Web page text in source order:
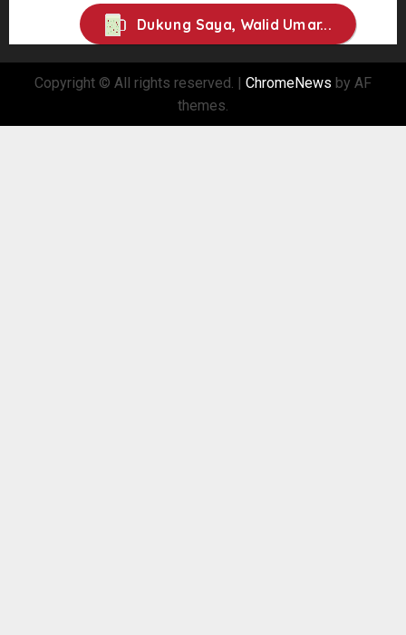
Dukung Saya, Walid Umar...
Copyright © All rights reserved. | ChromeNews by AF
themes.